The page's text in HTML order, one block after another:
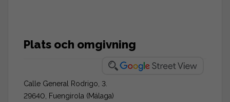
Plats och omgivning
Calle General Rodrigo, 3.
29640, Fuengirola (Málaga)